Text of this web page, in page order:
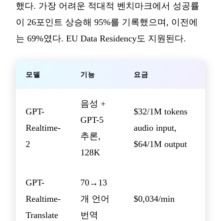
했다. 가장 어려운 적대적 벤치마크에서 성공률
이 26포인트 상승해 95%를 기록했으며, 이전에
는 69%였다. EU Data Residency도 지원된다.
모델 기능 요금
GPT-
Realtime-
2
음성 +
GPT-5
추론,
128K
$32/1M tokens
audio input,
$64/1M output
GPT-
Realtime-
Translate
70→13
개 언어
번역
$0,034/min